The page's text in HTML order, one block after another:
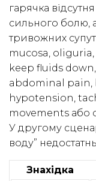
гарячка
сильного болю,
тривожних
mucosa,
keep fluids
abdominal pain,
hypotension,
movements або
У другому
воду”
Знахідка